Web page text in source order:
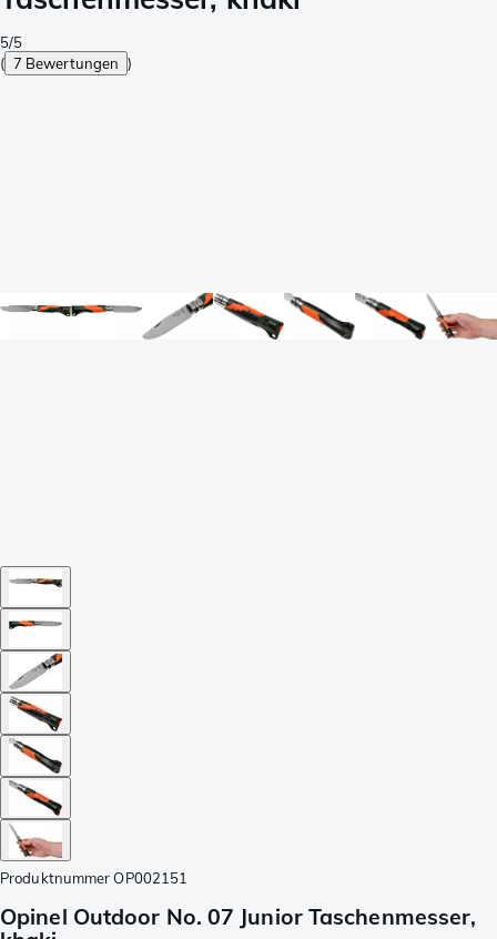
5/5
( 7 Bewertungen )
Produktnummer OP002151
Opinel Outdoor No. 07 Junior Taschenmesser,